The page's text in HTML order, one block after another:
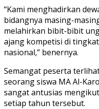
“Kami menghadirkan
bidangnya masing-
melahirkan bibit-bibit
ajang kompetisi di
nasional,” benernya.
Semangat peserta
seorang siswa MA Al-
sangat antusias
setiap tahun tersebut.